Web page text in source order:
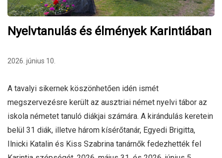
Nyelvtanulás és élmények Karintiában
2026. június 10.
A tavalyi sikernek köszönhetően idén ismét
megszervezésre került az ausztriai német nyelvi tábor az
iskola németet tanuló diákjai számára. A kirándulás keretein
belül 31 diák, illetve három kísérőtanár, Egyedi Brigitta,
Ilnicki Katalin és Kiss Szabrina tanárnők fedezhették fel